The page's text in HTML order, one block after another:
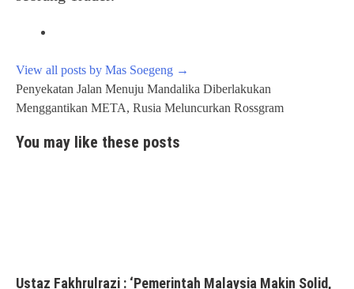
View all posts by Mas Soegeng →
Post
navigation
Penyekatan Jalan Menuju Mandalika Diberlakukan
Menggantikan META, Rusia Meluncurkan Rossgram
You may like these posts
Ustaz Fakhrulrazi : ‘Pemerintah Malaysia Makin Solid,